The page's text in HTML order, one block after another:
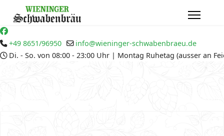
+49 8651/96950
info@wieninger-schwabenbraeu.de
Di. - So. von 08:00 - 23:00 Uhr | Montag Ruhetag (ausser an